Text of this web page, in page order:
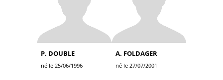
P. DOUBLE
né le 25/06/1996
A. FOLDAGER
né le 27/07/2001